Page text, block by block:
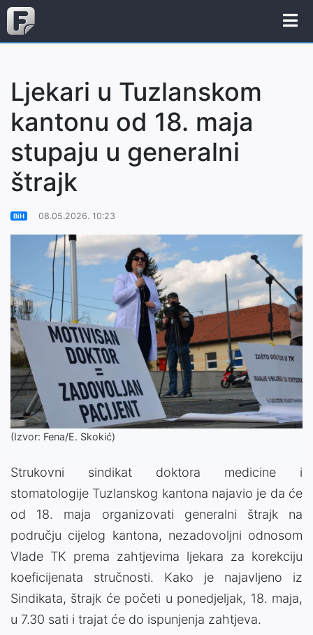
Ljekari u Tuzlanskom
kantonu od 18. maja
stupaju u generalni
štrajk
BiH 08.05.2026. 10:23
(Izvor: Fena/E. Skokić)
Strukovni sindikat doktora medicine i
stomatologije Tuzlanskog kantona najavio je da će
od 18. maja organizovati generalni štrajk na
području cijelog kantona, nezadovoljni odnosom
Vlade TK prema zahtjevima ljekara za korekciju
koeficijenata stručnosti. Kako je najavljeno iz
Sindikata, štrajk će početi u ponedjeljak, 18. maja,
u 7.30 sati i trajat će do ispunjenja zahtjeva.